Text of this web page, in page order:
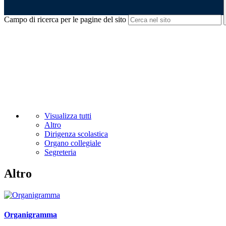
Campo di ricerca per le pagine del sito
Visualizza tutti
Altro
Dirigenza scolastica
Organo collegiale
Segreteria
Altro
Organigramma